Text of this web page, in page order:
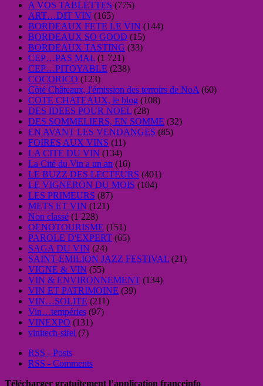
A VOS TABLETTES (775)
ART…DIT VIN (165)
BORDEAUX FETE LE VIN (144)
BORDEAUX SO GOOD (15)
BORDEAUX TASTING (33)
CEP…PAS MAL (1 721)
CEP…PITOYABLE (238)
COCORICO (123)
Côté Châteaux, l'émission des terroirs de NoA (60)
COTE CHATEAUX, le blog (108)
DES IDEES POUR NOEL (28)
DES SOMMELIERS, EN SOMME (32)
EN AVANT LES VENDANGES (85)
FOIRES AUX VINS (11)
LA CITE DU VIN (134)
La Cité du Vin a un an (16)
LE BUZZ DES LECTEURS (401)
LE VIGNERON DU MOIS (104)
LES PRIMEURS (87)
METS ET VIN (121)
Non classé (1 228)
OENOTOURISME (151)
PAROLE D'EXPERT (65)
SAGA DU VIN (24)
SAINT-EMILION JAZZ FESTIVAL (21)
VIGNE & VIN (55)
VIN & ENVIRONNEMENT (134)
VIN ET PATRIMOINE (39)
VIN…SOLITE (211)
Vin…tempéries (97)
VINEXPO (131)
vinitech-sifel (7)
RSS - Posts
RSS - Comments
Télécharger gratuitement l’application franceinfo